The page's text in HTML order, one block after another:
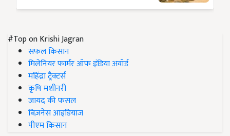
#Top on Krishi Jagran
सफल किसान
मिलेनियर फार्मर ऑफ इंडिया अवॉर्ड
महिंद्रा ट्रैक्टर्स
कृषि मशीनरी
जायद की फसल
बिज़नेस आइडियाज
पीएम किसान